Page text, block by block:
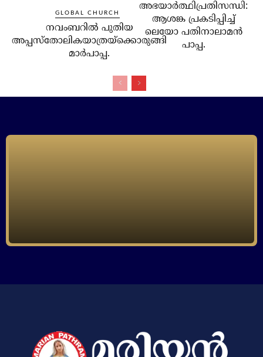
GLOBAL CHURCH
നവംബറില്‍ പുതിയ
അപ്പസ്‌തോലികയാത്രയ്‌ക്കൊരുങ്ങി
മാര്‍പാപ്പ.
അഭയാര്‍ത്ഥിപ്രതിസന്ധി:
ആശങ്ക പ്രകടിപ്പിച്ച്
ലെയോ പതിനാലാമന്‍
പാപ്പ.